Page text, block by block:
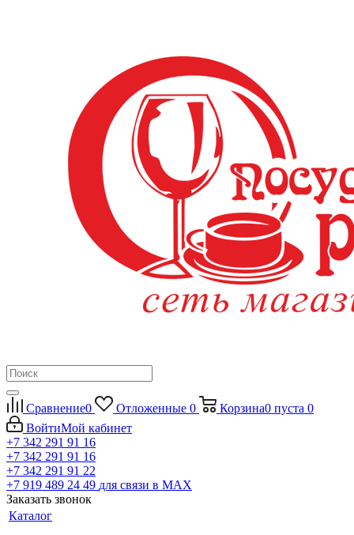
Сравнение0 Отложенные 0 Корзина0 пуста 0
ВойтиМой кабинет
+7 342 291 91 16
+7 342 291 91 16
+7 342 291 91 22
+7 919 489 24 49 для связи в МАХ
Заказать звонок
Каталог